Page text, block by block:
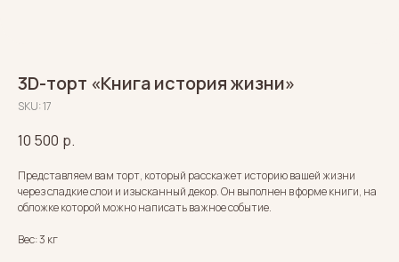
3D-торт «Книга история жизни»
SKU:17
10 500 р.
Представляем вам торт, который расскажет историю вашей жизни
через сладкие слои и изысканный декор. Он выполнен в форме книги, на
обложке которой можно написать важное событие.
Вес: 3 кг